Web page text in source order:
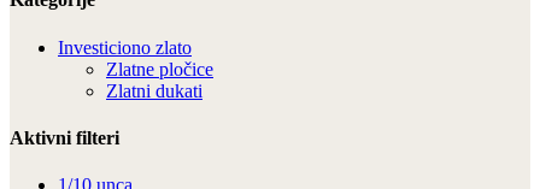
Investiciono zlato
Zlatne pločice
Zlatni dukati
Aktivni filteri